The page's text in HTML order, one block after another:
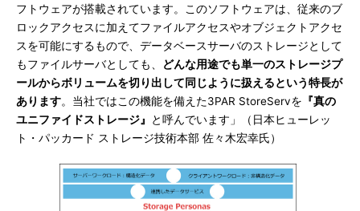
フトウェアが搭載されています。このソフトウェアは、従来のブ
ロックアクセスに加えてファイルアクセスやオブジェクトアクセ
スを可能にするもので、データベースサーバのストレージとして
もファイルサーバとしても、
どんな用途でも単一のストレージプ
ールからボリュームを切り出して同じように扱えるという特長が
あります。当社ではこの機能を備えた3PAR StoreServを 『真の
ユニファイドストレージ』
と呼んでいます」（日本ヒューレッ
ト・パッカード ストレージ技術本部 佐々木宏幸氏）